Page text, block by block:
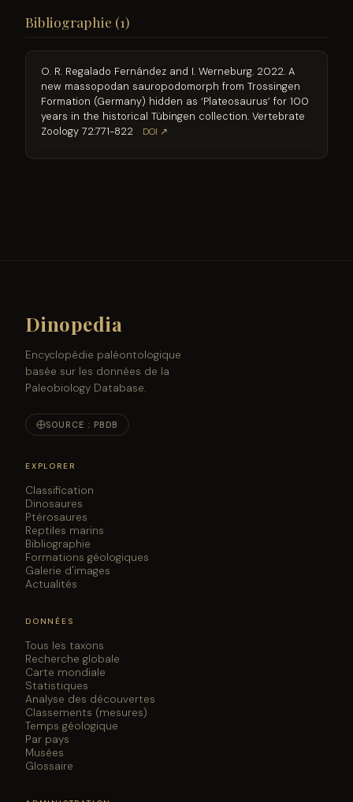
Bibliographie (1)
O. R. Regalado Fernández and I. Werneburg. 2022. A
new massopodan sauropodomorph from Trossingen
Formation (Germany) hidden as ‘Plateosaurus’ for 100
years in the historical Tübingen collection. Vertebrate
Zoology 72:771-822
DOI ↗
Dinopedia
Encyclopédie paléontologique
basée sur les données de la
Paleobiology Database.
SOURCE : PBDB
EXPLORER
Classification
Dinosaures
Ptérosaures
Reptiles marins
Bibliographie
Formations géologiques
Galerie d'images
Actualités
DONNÉES
Tous les taxons
Recherche globale
Carte mondiale
Statistiques
Analyse des découvertes
Classements (mesures)
Temps géologique
Par pays
Musées
Glossaire